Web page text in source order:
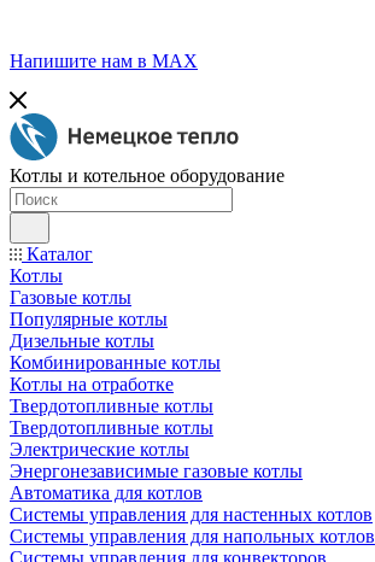
Напишите нам в МАХ
Котлы и котельное оборудование
Каталог
Котлы
Газовые котлы
Популярные котлы
Дизельные котлы
Комбинированные котлы
Котлы на отработке
Твердотопливные котлы
Твердотопливные котлы
Электрические котлы
Энергонезависимые газовые котлы
Автоматика для котлов
Системы управления для настенных котлов
Системы управления для напольных котлов
Системы управления для конвекторов